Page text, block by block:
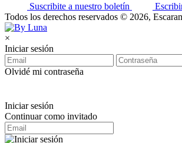
Suscribite a nuestro boletín
Todos los derechos reservados © 2026,
×
Iniciar sesión
Olvidé mi contraseña
Iniciar sesión
Continuar como invitado